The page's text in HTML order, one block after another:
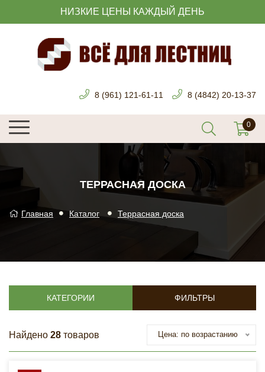
НИЗКИЕ ЦЕНЫ КАЖДЫЙ ДЕНЬ
8 (961) 121-61-11 8 (4842) 20-13-37
ТЕРРАСНАЯ ДОСКА
Главная Каталог Террасная доска
КАТЕГОРИИ ФИЛЬТРЫ
Найдено 28 товаров Цена: по возрастанию